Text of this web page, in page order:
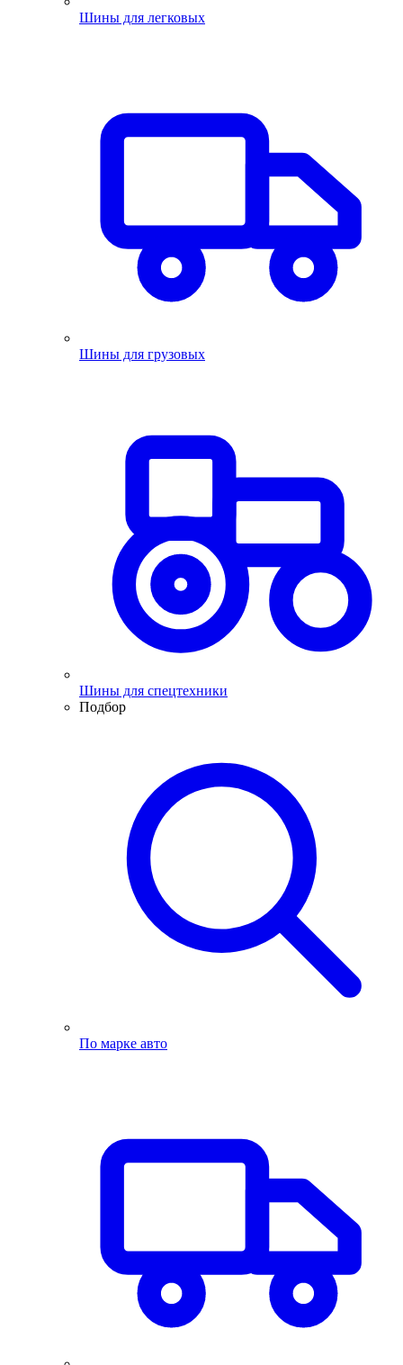
Шины для легковых
Шины для грузовых
Шины для спецтехники
Подбор
По марке авто